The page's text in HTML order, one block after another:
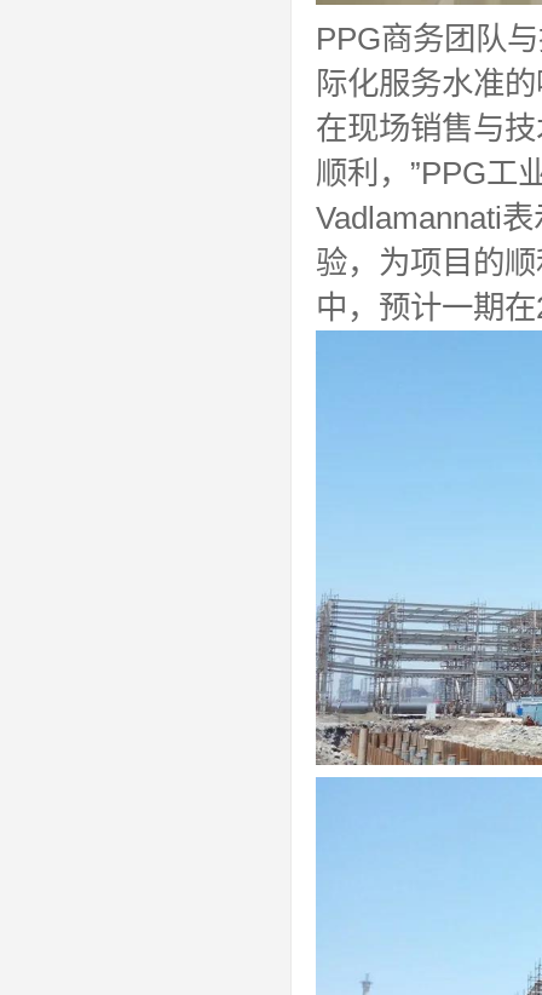
PPG商务团队
际化服务水准
在现场销售与
顺利，”PPG工
Vadlamannati
验，为项目的
中，预计一期